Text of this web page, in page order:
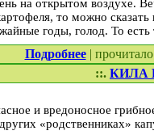
на открытом воздухе.
то можно
годы, голод. То есть
Подробнее|
::. КИЛА
и вредоносное
«родственниках»